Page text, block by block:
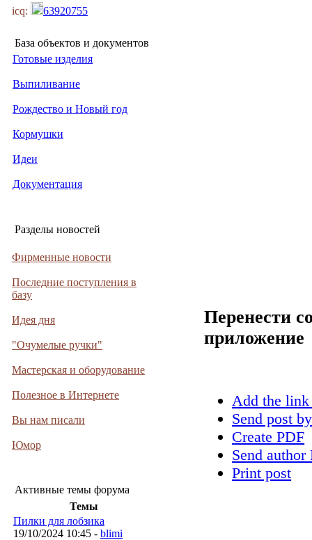
icq: 63920755
База объектов и документов
Готовые изделия
Выпиливание
Рождество и Новый год
Кормушки
Идеи
Документация
Разделы новостей
Фирменные новости
Последние поступления в
базу
Идея дня
"Очумелые ручки"
Мастерская и оборудование
Полезное в Интернете
Вы нам писали
Юмор
Активные темы форума
Темы
Пилки для лобзика
19/10/2024 10:45 - blimi
Перенести
приложение
Add the
Send post
Create PDF
Send
Print post